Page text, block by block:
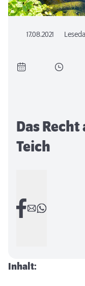
17.08.2021
Das
Teich
Inhalt: